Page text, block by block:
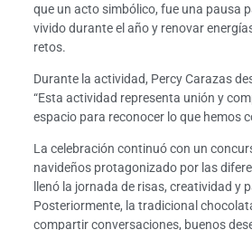
que un acto simbólico, fue una pausa
vivido durante el año y renovar
retos.
Durante la actividad, Percy Carazas
“Esta actividad representa unión y
espacio para reconocer lo que hemos
La celebración continuó con un
navideños protagonizado por las
llenó la jornada de risas, creatividad y
Posteriormente, la tradicional
compartir conversaciones, buenos